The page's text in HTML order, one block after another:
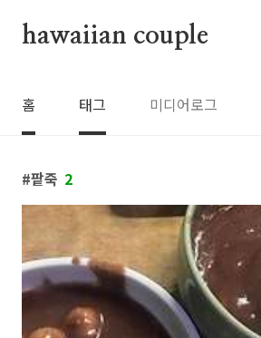
hawaiian couple
홈 태그 미디어로그
팥죽 2